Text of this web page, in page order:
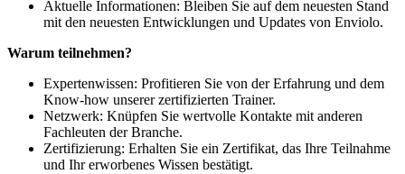
Aktuelle Informationen: Bleiben Sie auf dem neuesten Stand
mit den neuesten Entwicklungen und Updates von Enviolo.
Warum teilnehmen?
Expertenwissen: Profitieren Sie von der Erfahrung und dem
Know-how unserer zertifizierten Trainer.
Netzwerk: Knüpfen Sie wertvolle Kontakte mit anderen
Fachleuten der Branche.
Zertifizierung: Erhalten Sie ein Zertifikat, das Ihre Teilnahme
und Ihr erworbenes Wissen bestätigt.